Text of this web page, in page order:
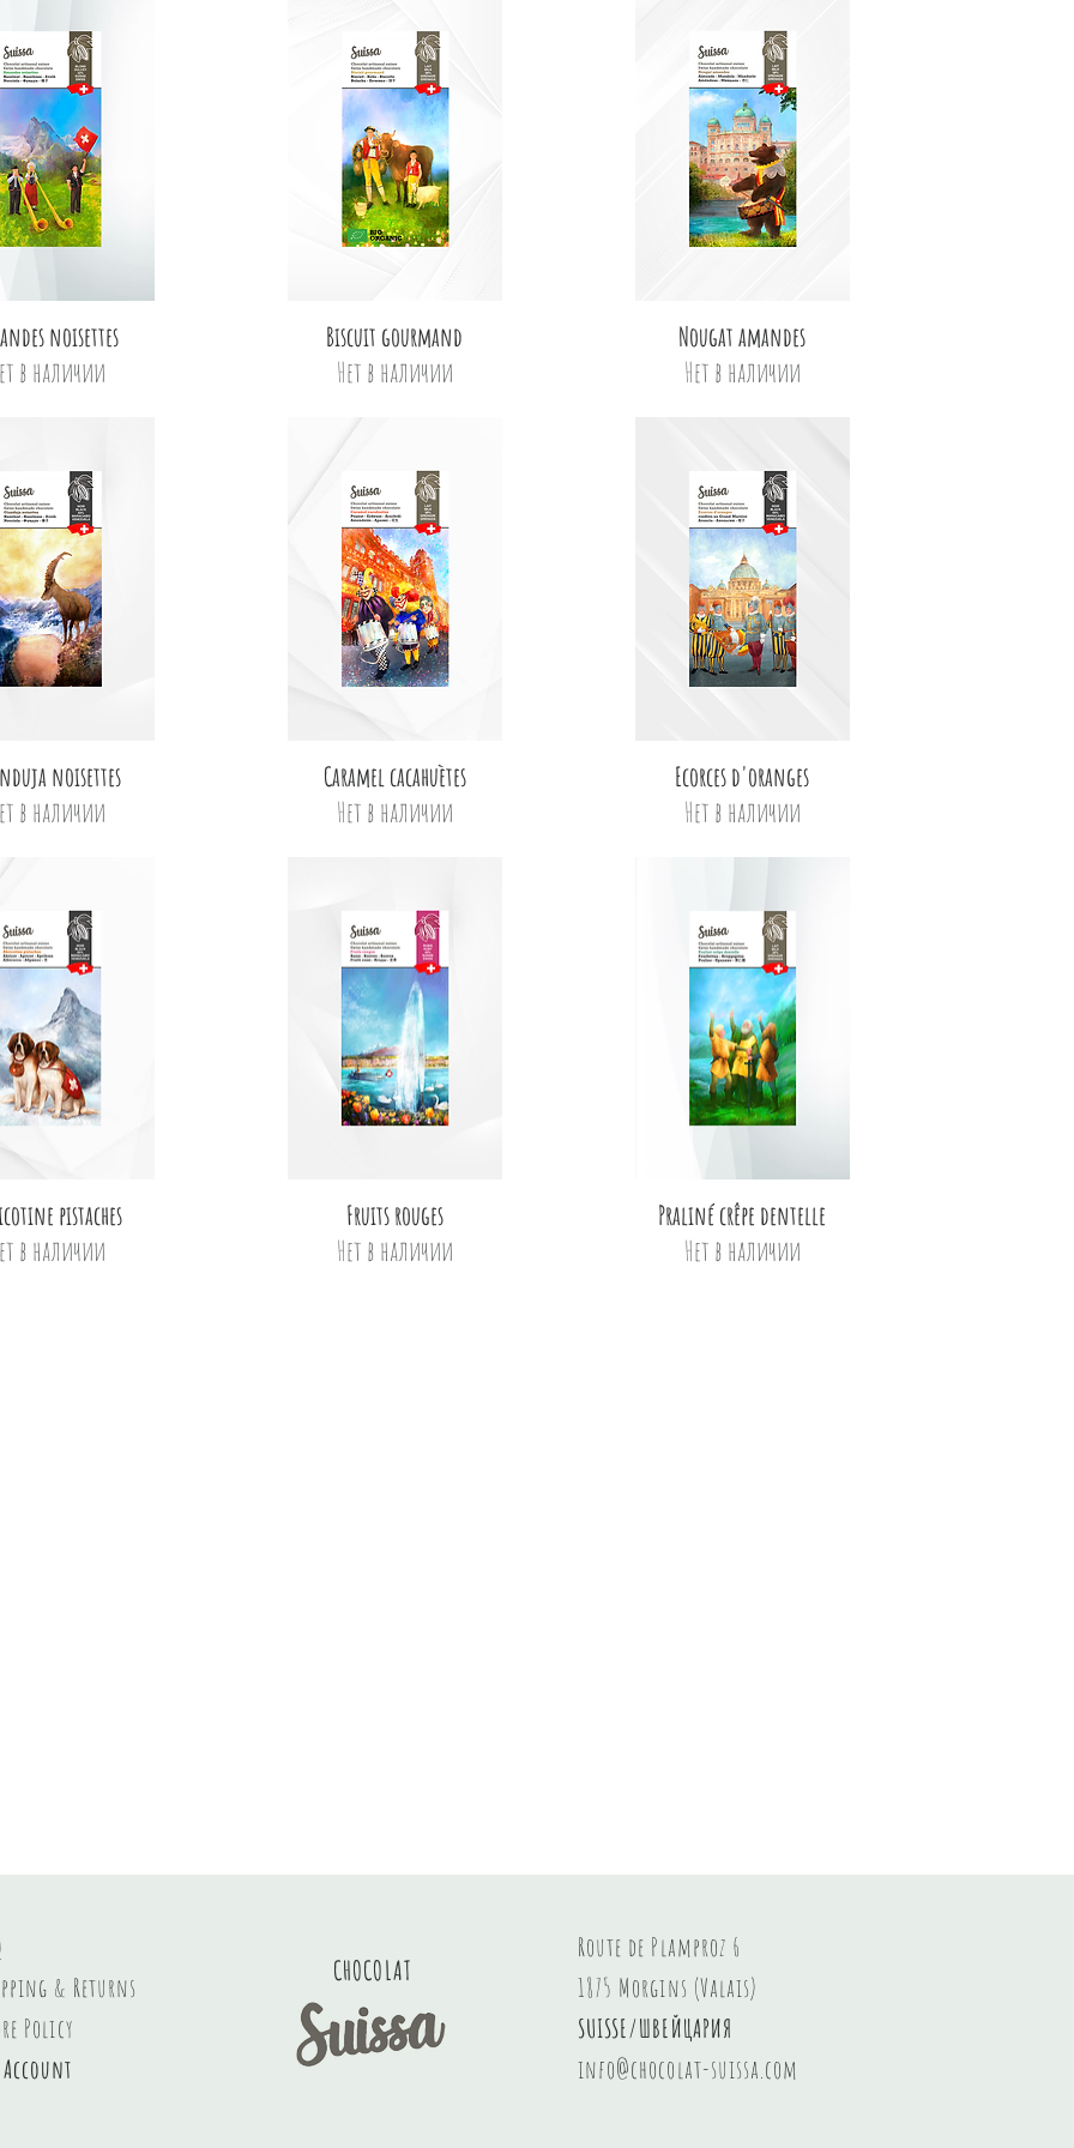
просмотр
noisettes
в наличии
Быстрый просмотр
Biscuit gourmand
Нет в наличии
Быстрый просмотр
Nougat amandes
Нет в наличии
просмотр
noisettes
в наличии
Быстрый просмотр
Caramel cacahuètes
Нет в наличии
Быстрый просмотр
Ecorces d'oranges
Нет в наличии
просмотр
pistaches
в наличии
Быстрый просмотр
Fruits rouges
Нет в наличии
Быстрый просмотр
Praliné crêpe dentelle
Нет в наличии
& Returns
Policy
CHOCOLAT
Route de Plamproz 6
1875 Morgins (Valais)
SUISSE/ШВЕЙЦАРИЯ
info@chocolat-suissa.com